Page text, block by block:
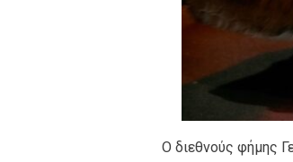
Ο διεθνούς φήμης